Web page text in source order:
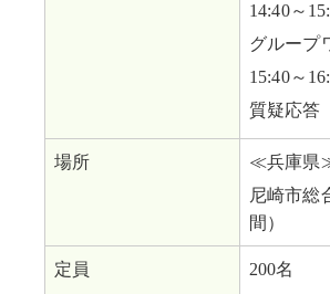
14:40～
グループ
15:40～
質疑応答
場所
≪兵庫県
尼崎市総
間）
定員 200名